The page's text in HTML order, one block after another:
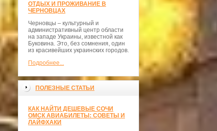
ОТДЫХ И ПРОЖИВАНИЕ В
ЧЕРНОВЦАХ
Черновцы – культурный и
административный центр области
на западе Украины, известной как
Буковина. Это, без сомнения, один
из красивейших украинских городов.
Подробнее...
ПОЛЕЗНЫЕ СТАТЬИ
КАК НАЙТИ ДЕШЕВЫЕ СОЧИ
ОМСК АВИАБИЛЕТЫ: СОВЕТЫ И
ЛАЙФХАКИ